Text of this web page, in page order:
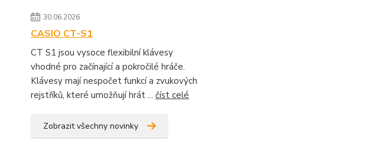
30.06.2026
CASIO CT-S1
CT S1 jsou vysoce flexibilní klávesy
vhodné pro začínající a pokročilé hráče.
Klávesy mají nespočet funkcí a zvukových
rejstříků, které umožňují hrát ... číst celé
Zobrazit všechny novinky